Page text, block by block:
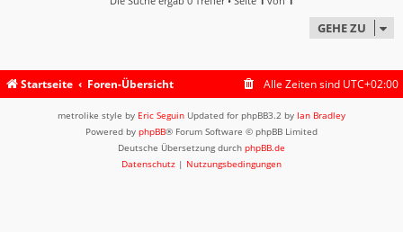
GEHE ZU
Startseite Foren-Übersicht Alle Zeiten sind UTC+02:00
metrolike style by Eric Seguin Updated for phpBB3.2 by Ian Bradley
Powered by phpBB® Forum Software © phpBB Limited
Deutsche Übersetzung durch phpBB.de
Datenschutz | Nutzungsbedingungen